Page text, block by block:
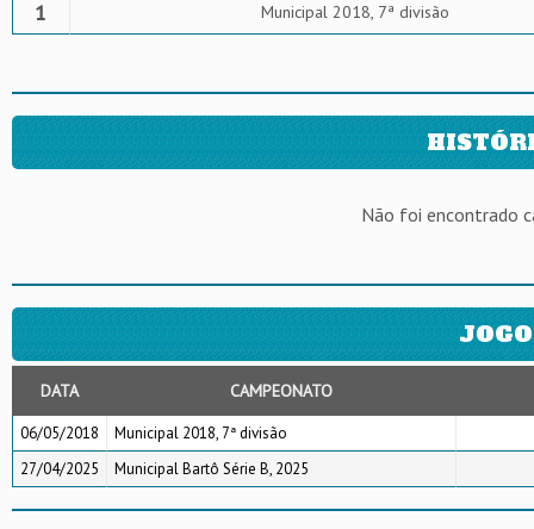
1 Municipal 2018, 7ª divisão
Não foi encontrado
DATA CAMPEONATO
06/05/2018
Municipal 2018, 7ª divisão
27/04/2025
Municipal Bartô Série B, 2025